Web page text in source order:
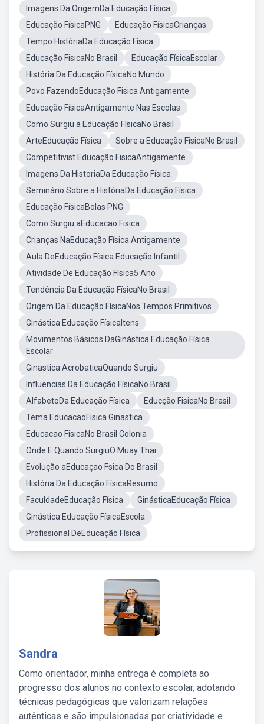
Imagens Da OrigemDa Educação Física
Educação FísicaPNG
Educação FísicaCrianças
Tempo HistóriaDa Educação Física
Educação FisicaNo Brasil
Educação FísicaEscolar
História Da Educação FísicaNo Mundo
Povo FazendoEducação Fisica Antigamente
Educação FísicaAntigamente Nas Escolas
Como Surgiu a Educação FísicaNo Brasil
ArteEducação Física
Sobre a Educação FisicaNo Brasil
Competitivist Educação FisicaAntigamente
Imagens Da HistoriaDa Educação Física
Seminário Sobre a HistóriaDa Educação Física
Educação FísicaBolas PNG
Como Surgiu aEducacao Fisica
Crianças NaEducação Física Antigamente
Aula DeEducação Física Educação Infantil
Atividade De Educação Física5 Ano
Tendência Da Educação FísicaNo Brasil
Origem Da Educação FísicaNos Tempos Primitivos
Ginástica Educação FísicaItens
Movimentos Básicos DaGinástica Educação Física
Escolar
Ginastica AcrobaticaQuando Surgiu
Influencias Da Educação FísicaNo Brasil
AlfabetoDa Educação Física
Educção FisicaNo Brasil
Tema EducacaoFisica Ginastica
Educacao FisicaNo Brasil Colonia
Onde E Quando SurgiuO Muay Thai
Evolução aEducaçao Fsica Do Brasil
História Da Educação FísicaResumo
FaculdadeEducação Física
GinásticaEducação Física
Ginástica Educação FísicaEscola
Profissional DeEducação Física
Sandra
Como orientador, minha entrega é completa ao
progresso dos alunos no contexto escolar, adotando
técnicas pedagógicas que valorizam relações
autênticas e são impulsionadas por criatividade e